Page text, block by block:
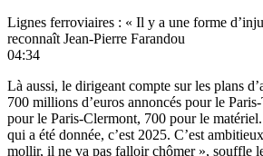
Lignes ferroviaires : « Il y a une forme
reconnaît Jean-Pierre Farandou
04:34
Là aussi, le dirigeant compte sur les plans
700 millions d’euros annoncés pour le
pour le Paris-Clermont, 700 pour le matériel.
qui a été donnée, c’est 2025. C’est
mollir, il ne va pas falloir chômer », souffle